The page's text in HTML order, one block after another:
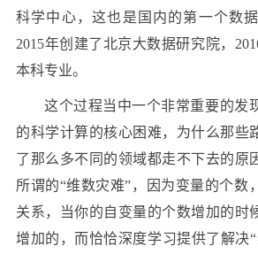
科学中心，这也是国内的第一个数
2015年创建了北京大数据研究院，
本科专业。
这个过程当中一个非常重要的发
的科学计算的核心困难，为什么那些
了那么多不同的领域都走不下去的原
所谓的“维数灾难”，因为变量的个数
关系，当你的自变量的个数增加的时
增加的，而恰恰深度学习提供了解决